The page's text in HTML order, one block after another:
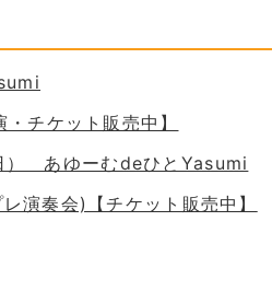
チケット販売中】
） あゆーむdeひとYasumi
奏会)【チケット販売中】